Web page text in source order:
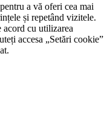
a vă oferi cea mai
și repetând vizitele.
acord cu utilizarea
accesa „Setări cookie”